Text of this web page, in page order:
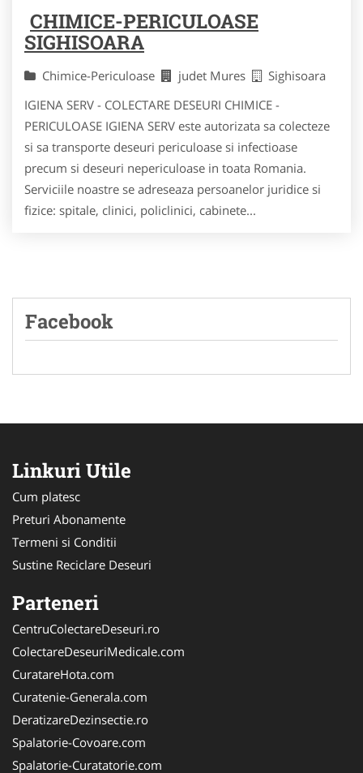
CHIMICE-PERICULOASE
SIGHISOARA
Chimice-Periculoase judet Mures
Sighisoara
IGIENA SERV - COLECTARE DESEURI CHIMICE -
PERICULOASE IGIENA SERV este autorizata sa colecteze
si sa transporte deseuri periculoase si infectioase
precum si deseuri nepericuloase in toata Romania.
Serviciile noastre se adreseaza persoanelor juridice si
fizice: spitale, clinici, policlinici, cabinete...
Facebook
Linkuri Utile
Cum platesc
Preturi Abonamente
Termeni si Conditii
Sustine Reciclare Deseuri
Parteneri
CentruColectareDeseuri.ro
ColectareDeseuriMedicale.com
CuratareHota.com
Curatenie-Generala.com
DeratizareDezinsectie.ro
Spalatorie-Covoare.com
Spalatorie-Curatatorie.com